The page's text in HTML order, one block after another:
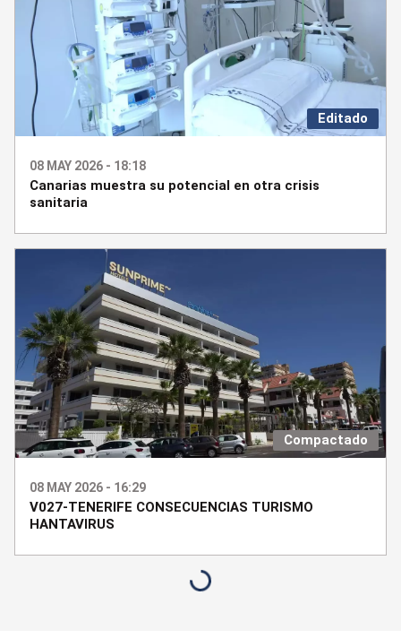
Editado
08 MAY 2026 - 18:18
Canarias muestra su potencial en otra crisis
sanitaria
Compactado
08 MAY 2026 - 16:29
V027-TENERIFE CONSECUENCIAS TURISMO
HANTAVIRUS